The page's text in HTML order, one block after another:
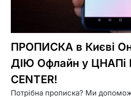
ПРОПИСКА в Києві
ДІЮ Офлайн у ЦНАПі
CENTER!
Потрібна прописка? Ми